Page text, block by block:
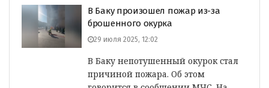
В Баку произошел пожар из-за
брошенного окурка
29 июля 2025, 12:02
В Баку непотушенный окурок стал
причиной пожара. Об этом